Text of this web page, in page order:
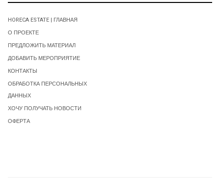
HORECA ESTATE | ГЛАВНАЯ
О ПРОЕКТЕ
ПРЕДЛОЖИТЬ МАТЕРИАЛ
ДОБАВИТЬ МЕРОПРИЯТИЕ
КОНТАКТЫ
ОБРАБОТКА ПЕРСОНАЛЬНЫХ
ДАННЫХ
ХОЧУ ПОЛУЧАТЬ НОВОСТИ
ОФЕРТА